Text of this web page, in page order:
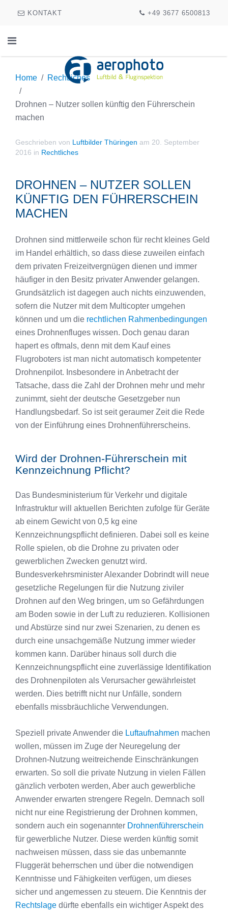
KONTAKT +49 3677 6500813
Home Rechtliches
Drohnen – Nutzer sollen künftig den Führerschein
machen
Geschrieben von Luftbilder Thüringen am 20. September
2016 in Rechtliches
DROHNEN – NUTZER SOLLEN
KÜNFTIG DEN FÜHRERSCHEIN
MACHEN
Drohnen sind mittlerweile schon für recht kleines Geld
im Handel erhältlich, so dass diese zuweilen einfach
dem privaten Freizeitvergnügen dienen und immer
häufiger in den Besitz privater Anwender gelangen.
Grundsätzlich ist dagegen auch nichts einzuwenden,
sofern die Nutzer mit dem Multicopter umgehen
können und um die rechtlichen Rahmenbedingungen
eines Drohnenfluges wissen. Doch genau daran
hapert es oftmals, denn mit dem Kauf eines
Flugroboters ist man nicht automatisch kompetenter
Drohnenpilot. Insbesondere in Anbetracht der
Tatsache, dass die Zahl der Drohnen mehr und mehr
zunimmt, sieht der deutsche Gesetzgeber nun
Handlungsbedarf. So ist seit geraumer Zeit die Rede
von der Einführung eines Drohnenführerscheins.
Wird der Drohnen-Führerschein mit
Kennzeichnung Pflicht?
Das Bundesministerium für Verkehr und digitale
Infrastruktur will aktuellen Berichten zufolge für Geräte
ab einem Gewicht von 0,5 kg eine
Kennzeichnungspflicht definieren. Dabei soll es keine
Rolle spielen, ob die Drohne zu privaten oder
gewerblichen Zwecken genutzt wird.
Bundesverkehrsminister Alexander Dobrindt will neue
gesetzliche Regelungen für die Nutzung ziviler
Drohnen auf den Weg bringen, um so Gefährdungen
am Boden sowie in der Luft zu reduzieren. Kollisionen
und Abstürze sind nur zwei Szenarien, zu denen es
durch eine unsachgemäße Nutzung immer wieder
kommen kann. Darüber hinaus soll durch die
Kennzeichnungspflicht eine zuverlässige Identifikation
des Drohnenpiloten als Verursacher gewährleistet
werden. Dies betrifft nicht nur Unfälle, sondern
ebenfalls missbräuchliche Verwendungen.
Speziell private Anwender die Luftaufnahmen machen
wollen, müssen im Zuge der Neuregelung der
Drohnen-Nutzung weitreichende Einschränkungen
erwarten. So soll die private Nutzung in vielen Fällen
gänzlich verboten werden, Aber auch gewerbliche
Anwender erwarten strengere Regeln. Demnach soll
nicht nur eine Registrierung der Drohnen kommen,
sondern auch ein sogenannter Drohnenführerschein
für gewerbliche Nutzer. Diese werden künftig somit
nachweisen müssen, dass sie das unbemannte
Fluggerät beherrschen und über die notwendigen
Kenntnisse und Fähigkeiten verfügen, um dieses
sicher und angemessen zu steuern. Die Kenntnis der
Rechtslage dürfte ebenfalls ein wichtiger Aspekt des